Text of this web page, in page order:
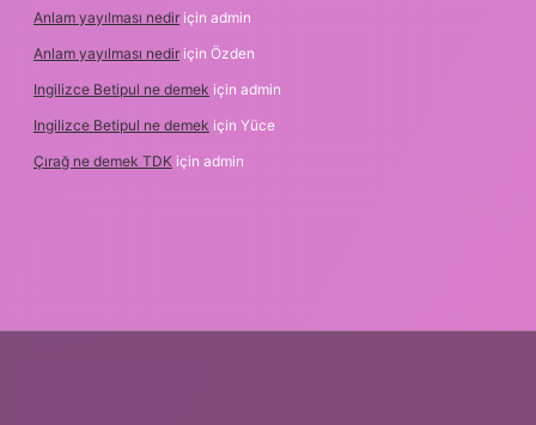
Anlam yayılması nedir için admin
Anlam yayılması nedir için Özden
Ingilizce Betipul ne demek için admin
Ingilizce Betipul ne demek için Yüce
Çırağ ne demek TDK için admin